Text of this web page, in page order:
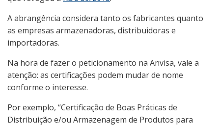
A abrangência considera tanto os fabricantes quanto
as empresas armazenadoras, distribuidoras e
importadoras.
Na hora de fazer o peticionamento na Anvisa, vale a
atenção: as certificações podem mudar de nome
conforme o interesse.
Por exemplo, “Certificação de Boas Práticas de
Distribuição e/ou Armazenagem de Produtos para